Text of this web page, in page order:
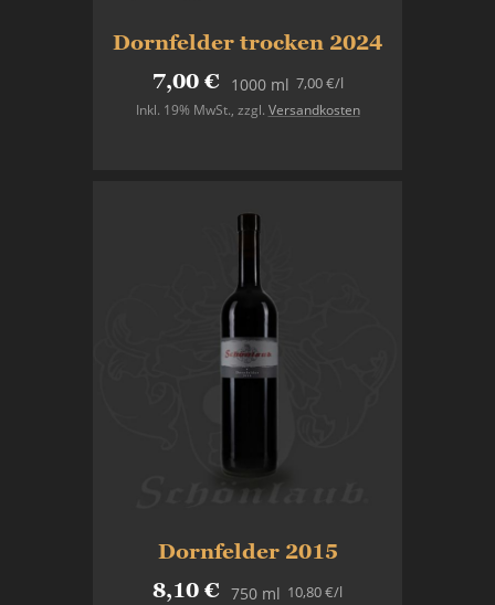
Dornfelder trocken 2024
7,00 €
1000 ml
Inkl. 19% MwSt., zzgl. Versandkosten
7,00 €/l
Dornfelder 2015
8,10 € 750 ml 10,80 €/l